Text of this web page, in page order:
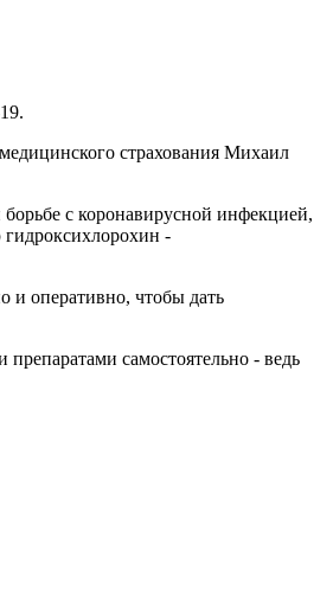
страхования Михаил
с коронавирусной инфекцией,
-
и оперативно, чтобы дать
самостоятельно - ведь